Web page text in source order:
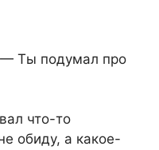
Ты подумал про
что-то
обиду, а какое-